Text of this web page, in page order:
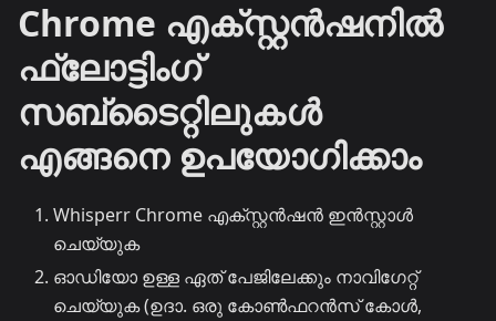
Chrome എക്സ്റ്റൻഷനിൽ
ഫ്ലോട്ടിംഗ്
സബ്‌ടൈറ്റിലുകൾ
എങ്ങനെ ഉപയോഗിക്കാം
Whisperr Chrome എക്സ്റ്റൻഷൻ ഇൻസ്റ്റാൾ
ചെയ്യുക
ഓഡിയോ ഉള്ള ഏത് പേജിലേക്കും നാവിഗേറ്റ്
ചെയ്യുക (ഉദാ. ഒരു കോൺഫറൻസ് കോൾ,